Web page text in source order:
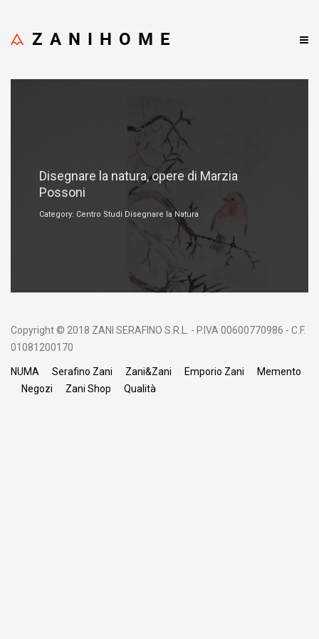
ZANIHOME
Disegnare la natura, opere di Marzia
Possoni
Category: Centro Studi Disegnare la Natura
Copyright © 2018 ZANI SERAFINO S.R.L. - P.IVA 00600770986 - C.F.
01081200170
NUMA Serafino Zani Zani&Zani Emporio Zani
Memento
Negozi
Zani Shop Qualità